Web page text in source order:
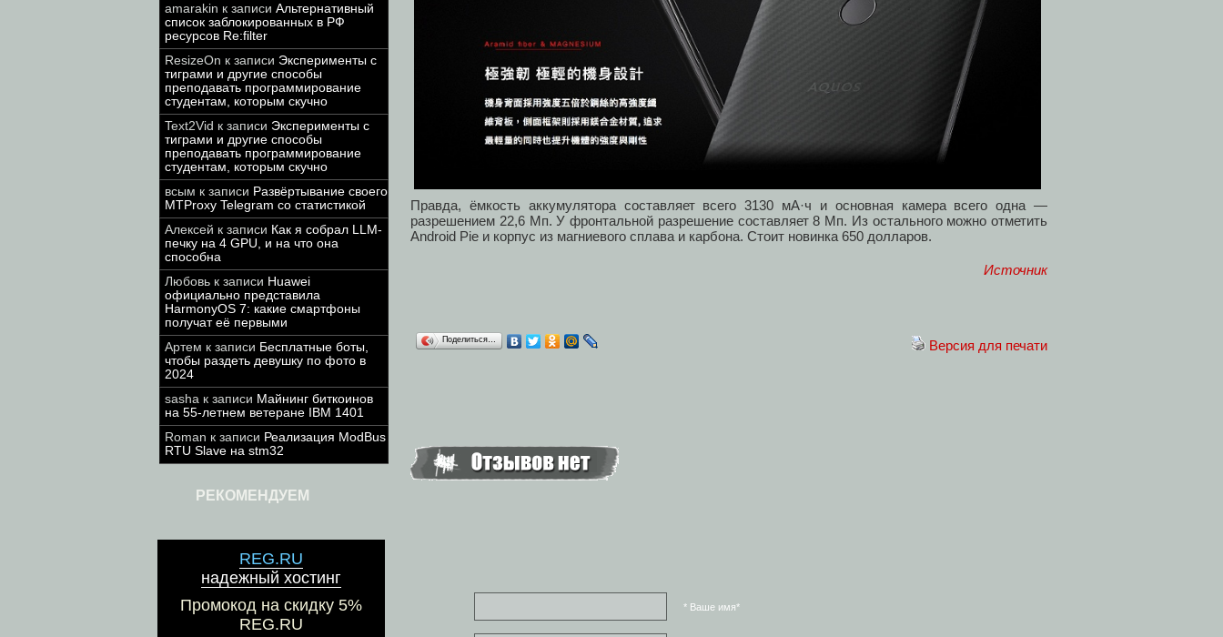
amarakin к записи Альтернативный
список заблокированных в РФ
ресурсов Re:filter
ResizeOn к записи Эксперименты с
тиграми и другие способы
преподавать программирование
студентам, которым скучно
Text2Vid к записи Эксперименты с
тиграми и другие способы
преподавать программирование
студентам, которым скучно
всым к записи Развёртывание своего
MTProxy Telegram со статистикой
Алексей к записи Как я собрал LLM-
печку на 4 GPU, и на что она
способна
Любовь к записи Huawei
официально представила
HarmonyOS 7: какие смартфоны
получат её первыми
Артем к записи Бесплатные боты,
чтобы раздеть девушку по фото в
2024
sasha к записи Майнинг биткоинов
на 55-летнем ветеране IBM 1401
Roman к записи Реализация ModBus
RTU Slave на stm32
РЕКОМЕНДУЕМ
REG.RU
надежный хостинг
Промокод на скидку 5%
REG.RU
Правда, ёмкость аккумулятора составляет всего 3130 мА·ч и основная камера всего одна —
разрешением 22,6 Мп. У фронтальной разрешение составляет 8 Мп. Из остального можно отметить
Android Pie и корпус из магниевого сплава и карбона. Стоит новинка 650 долларов.
Источник
Версия для печати
Поделиться…
* Ваше имя*